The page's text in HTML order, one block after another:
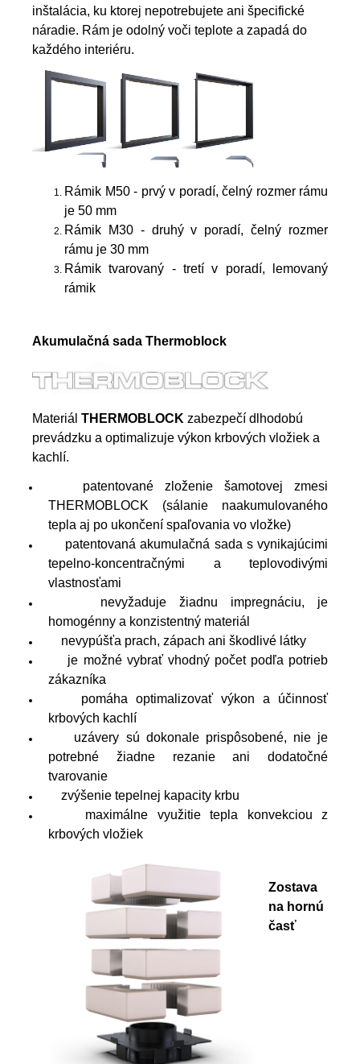
inštalácia, ku ktorej nepotrebujete ani špecifické
náradie. Rám je odolný voči teplote a zapadá do
každého interiéru.
Rámik M50 - prvý v poradí, čelný rozmer rámu
je 50 mm
Rámik M30 - druhý v poradí, čelný rozmer
rámu je 30 mm
Rámik tvarovaný - tretí v poradí, lemovaný
rámik
Akumulačná sada Thermoblock
Materiál THERMOBLOCK zabezpečí dlhodobú
prevádzku a optimalizuje výkon krbových vložiek a
kachlí.
patentované zloženie šamotovej zmesi
THERMOBLOCK (sálanie naakumulovaného
tepla aj po ukončení spaľovania vo vložke)
patentovaná akumulačná sada s vynikajúcimi
tepelno-koncentračnými a teplovodivými
vlastnosťami
nevyžaduje žiadnu impregnáciu, je
homogénny a konzistentný materiál
nevypúšťa prach, zápach ani škodlivé látky
je možné vybrať vhodný počet podľa potrieb
zákazníka
pomáha optimalizovať výkon a účinnosť
krbových kachlí
uzávery sú dokonale prispôsobené, nie je
potrebné žiadne rezanie ani dodatočné
tvarovanie
zvýšenie tepelnej kapacity krbu
maximálne využitie tepla konvekciou z
krbových vložiek
Zostava
na hornú
časť